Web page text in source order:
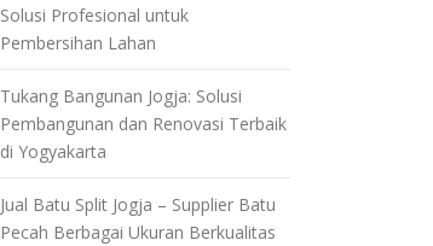
Solusi Profesional untuk
Pembersihan Lahan
Tukang Bangunan Jogja: Solusi
Pembangunan dan Renovasi Terbaik
di Yogyakarta
Jual Batu Split Jogja – Supplier Batu
Pecah Berbagai Ukuran Berkualitas